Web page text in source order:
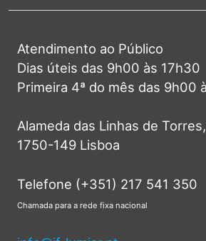
Atendimento ao Público
Dias úteis das 9h00 às 17h30
Primeira 4ª do mês das 9h00
Alameda das Linhas de
1750-149 Lisboa
Telefone (+351) 217 541 350
Chamada para a rede fixa nacional